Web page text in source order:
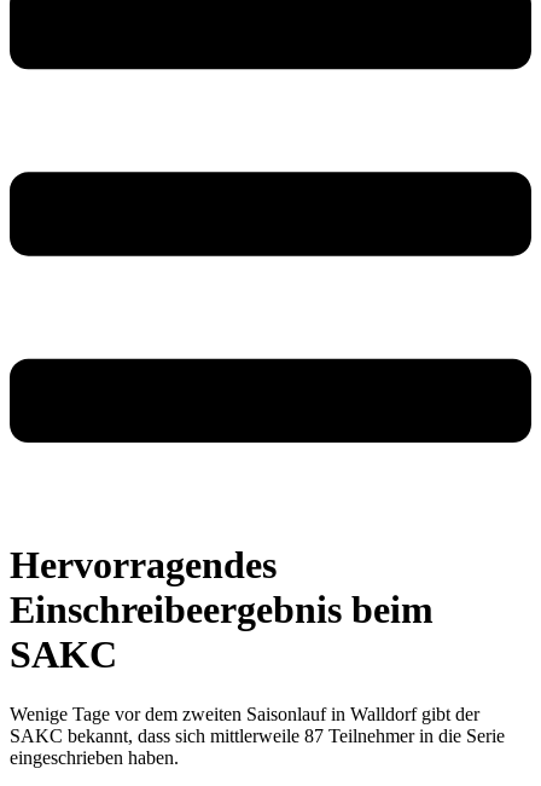
Hervorragendes
Einschreibeergebnis beim
SAKC
Wenige Tage vor dem zweiten Saisonlauf in Walldorf gibt der
SAKC bekannt, dass sich mittlerweile 87 Teilnehmer in die Serie
eingeschrieben haben.